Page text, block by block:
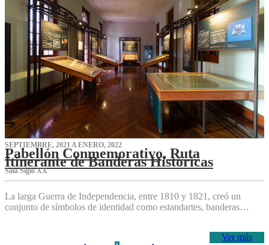
SEPTIEMBRE, 2021 A ENERO, 2022
Pabellón Conmemorativo, Ruta
Itinerante de Banderas Históricas
Sala Siglo XX
La larga Guerra de Independencia, entre 1810 y 1821, creó un
conjunto de símbolos de identidad como estandartes, banderas…
Ver más